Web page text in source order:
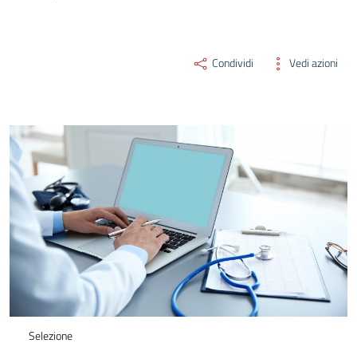
Condividi Vedi azioni
Selezione